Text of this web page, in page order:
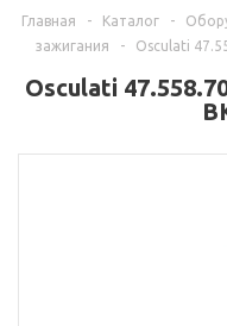
Главная - Каталог -
зажигания
- Osculati
Osculati